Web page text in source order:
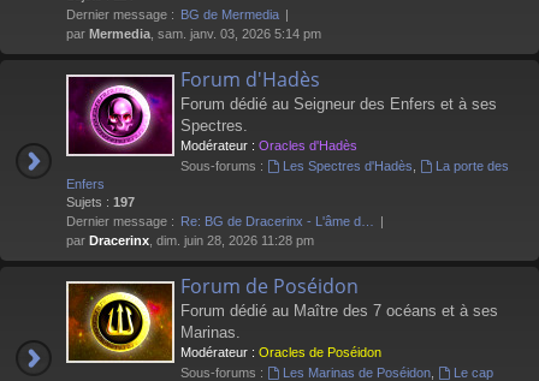
Dernier message : BG de Mermedia
par Mermedia , sam. janv. 03, 2026 5:14 pm
Forum d'Hadès
Forum dédié au Seigneur des Enfers et à ses
Spectres.
Modérateur : Oracles d'Hadès
Sous-forums :
Les Spectres d'Hadès
La porte des
Enfers
Sujets : 197
Dernier message : Re: BG de Dracerinx - L'âme d…
par Dracerinx , dim. juin 28, 2026 11:28 pm
Forum de Poséidon
Forum dédié au Maître des 7 océans et à ses
Marinas.
Modérateur : Oracles de Poséidon
Sous-forums :
Les Marinas de Poséidon,
Le cap